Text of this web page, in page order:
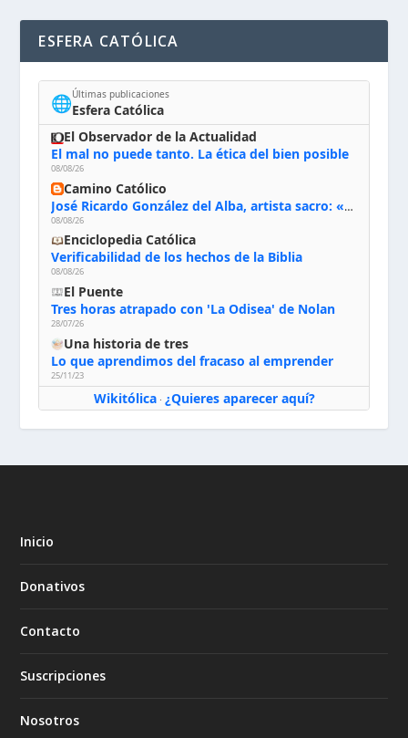
ESFERA CATÓLICA
🌐Últimas publicaciones
Esfera Católica
El Observador de la Actualidad
El mal no puede tanto. La ética del bien posible
08/08/26
Camino Católico
José Ricardo González del Alba, artista sacro: «Yo oro, hablo con Dios, le pido al Espíritu Santo su inspiración y siempre pinto rezando el rosario para que sea Él quien actúe a través de mis manos»
08/08/26
Enciclopedia Católica
Verificabilidad de los hechos de la Biblia
08/08/26
El Puente
Tres horas atrapado con 'La Odisea' de Nolan
28/07/26
Una historia de tres
Lo que aprendimos del fracaso al emprender
25/11/23
Wikitólica· ¿Quieres aparecer aquí?
Inicio
Donativos
Contacto
Suscripciones
Nosotros